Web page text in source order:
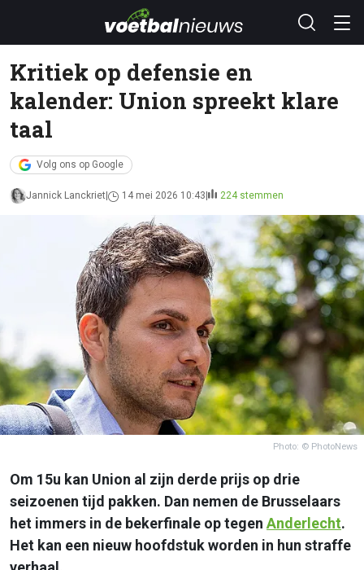
Kritiek op defensie en
kalender: Union spreekt klare
taal
Volg ons op Google
Jannick Lanckriet 14 mei 2026 10:43 224 stemmen
Photo: © PhotoNews
Om 15u kan Union al zijn derde prijs op drie
seizoenen tijd pakken. Dan nemen de Brusselaars
het immers in de bekerfinale op tegen Anderlecht.
Het kan een nieuw hoofdstuk worden in hun straffe